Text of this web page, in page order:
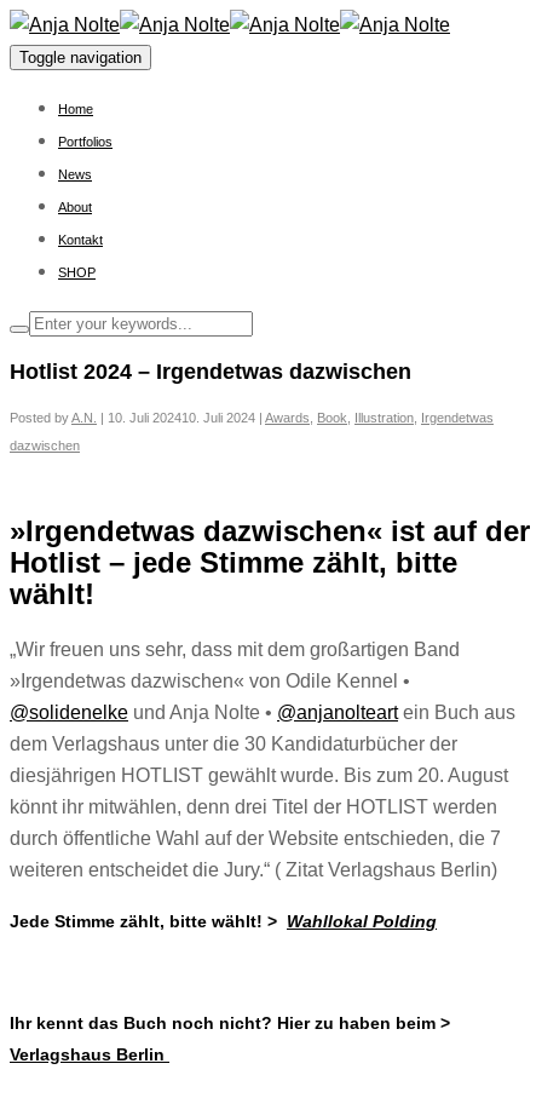
Toggle navigation
Home
Portfolios
News
About
Kontakt
SHOP
Hotlist 2024 – Irgendetwas dazwischen
Posted byA.N. | 10. Juli 202410. Juli 2024 | Awards Book Illustration Irgendetwas
dazwischen
»Irgendetwas dazwischen« ist auf der
Hotlist – jede Stimme zählt, bitte
wählt!
„Wir freuen uns sehr, dass mit dem großartigen Band
»Irgendetwas dazwischen« von Odile Kennel •
@solidenelke und Anja Nolte • @anjanolteartein Buch aus
dem Verlagshaus unter die 30 Kandidaturbücher der
diesjährigen HOTLIST gewählt wurde. Bis zum 20. August
könnt ihr mitwählen, denn drei Titel der HOTLIST werden
durch öffentliche Wahl auf der Website entschieden, die 7
weiteren entscheidet die Jury.“ ( Zitat Verlagshaus Berlin)
Jede Stimme zählt, bitte wählt! > Wahllokal Polding
Ihr kennt das Buch noch nicht? Hier zu haben beim >
Verlagshaus Berlin